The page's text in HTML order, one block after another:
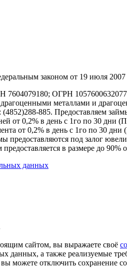
законом от 19 июля
ОГРН 1057600632077;
металлами и
885. Предоставляем
от 0,2% в день с 1го по 30 дни
от 0,2% в день с 1го по 30 дни
предоставляются под залог
в размере до 90%
данных
сайтом, вы выражаете своё
данных, а также реализуемые
можете отключить сохранение